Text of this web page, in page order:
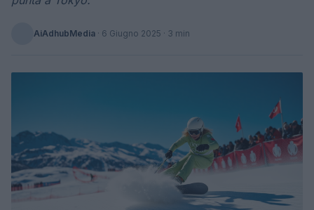
AiAdhubMedia · 6 Giugno 2025 · 3 min